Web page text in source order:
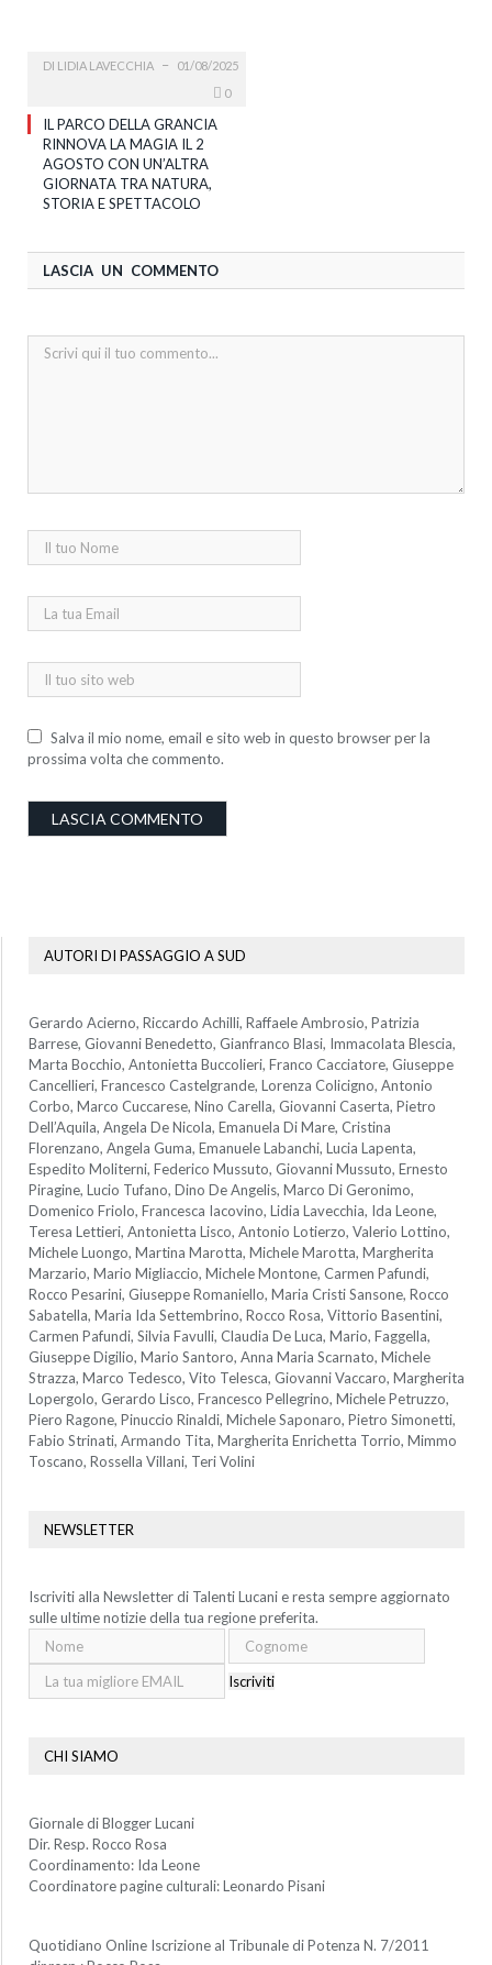
DI LIDIA LAVECCHIA
01/08/2025
0
IL PARCO DELLA GRANCIA
RINNOVA LA MAGIA IL 2
AGOSTO CON UN’ALTRA
GIORNATA TRA NATURA,
STORIA E SPETTACOLO
LASCIA UN COMMENTO
Salva il mio nome, email e sito web in questo browser per la
prossima volta che commento.
AUTORI DI PASSAGGIO A SUD
Gerardo Acierno, Riccardo Achilli, Raffaele Ambrosio, Patrizia
Barrese, Giovanni Benedetto, Gianfranco Blasi, Immacolata Blescia,
Marta Bocchio, Antonietta Buccolieri, Franco Cacciatore, Giuseppe
Cancellieri, Francesco Castelgrande, Lorenza Colicigno, Antonio
Corbo, Marco Cuccarese, Nino Carella, Giovanni Caserta, Pietro
Dell’Aquila, Angela De Nicola, Emanuela Di Mare, Cristina
Florenzano, Angela Guma, Emanuele Labanchi, Lucia Lapenta,
Espedito Moliterni, Federico Mussuto, Giovanni Mussuto, Ernesto
Piragine, Lucio Tufano, Dino De Angelis, Marco Di Geronimo,
Domenico Friolo, Francesca Iacovino, Lidia Lavecchia, Ida Leone,
Teresa Lettieri, Antonietta Lisco, Antonio Lotierzo, Valerio Lottino,
Michele Luongo, Martina Marotta, Michele Marotta, Margherita
Marzario, Mario Migliaccio, Michele Montone, Carmen Pafundi,
Rocco Pesarini, Giuseppe Romaniello, Maria Cristi Sansone, Rocco
Sabatella, Maria Ida Settembrino, Rocco Rosa, Vittorio Basentini,
Carmen Pafundi, Silvia Favulli, Claudia De Luca, Mario, Faggella,
Giuseppe Digilio, Mario Santoro, Anna Maria Scarnato, Michele
Strazza, Marco Tedesco, Vito Telesca, Giovanni Vaccaro, Margherita
Lopergolo, Gerardo Lisco, Francesco Pellegrino, Michele Petruzzo,
Piero Ragone, Pinuccio Rinaldi, Michele Saponaro, Pietro Simonetti,
Fabio Strinati, Armando Tita, Margherita Enrichetta Torrio, Mimmo
Toscano, Rossella Villani, Teri Volini
NEWSLETTER
Iscriviti alla Newsletter di Talenti Lucani e resta sempre aggiornato
sulle ultime notizie della tua regione preferita.
Iscriviti
CHI SIAMO
Giornale di Blogger Lucani
Dir. Resp. Rocco Rosa
Coordinamento: Ida Leone
Coordinatore pagine culturali: Leonardo Pisani
Quotidiano Online Iscrizione al Tribunale di Potenza N. 7/2011